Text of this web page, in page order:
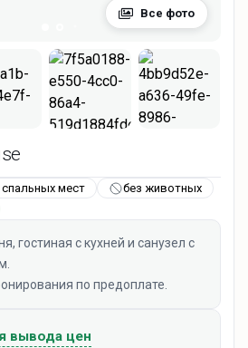
Все фото
спальных мест
без животных
гостиная с кухней и санузел с
по предоплате.
вывода цен